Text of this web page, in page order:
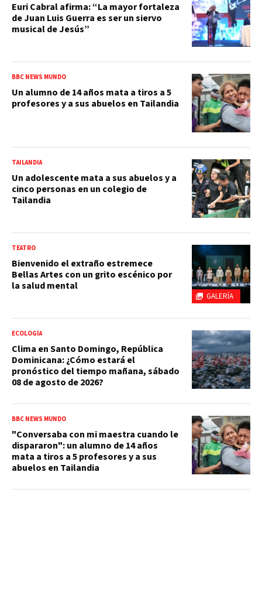
Euri Cabral afirma: “La mayor fortaleza
de Juan Luis Guerra es ser un siervo
musical de Jesús”
BBC NEWS MUNDO
Un alumno de 14 años mata a tiros a 5
profesores y a sus abuelos en Tailandia
TAILANDIA
Un adolescente mata a sus abuelos y a
cinco personas en un colegio de
Tailandia
GALERÍA
TEATRO
Bienvenido el extraño estremece
Bellas Artes con un grito escénico por
la salud mental
ECOLOGÍA
Clima en Santo Domingo, República
Dominicana: ¿Cómo estará el
pronóstico del tiempo mañana, sábado
08 de agosto de 2026?
BBC NEWS MUNDO
"Conversaba con mi maestra cuando le
dispararon": un alumno de 14 años
mata a tiros a 5 profesores y a sus
abuelos en Tailandia